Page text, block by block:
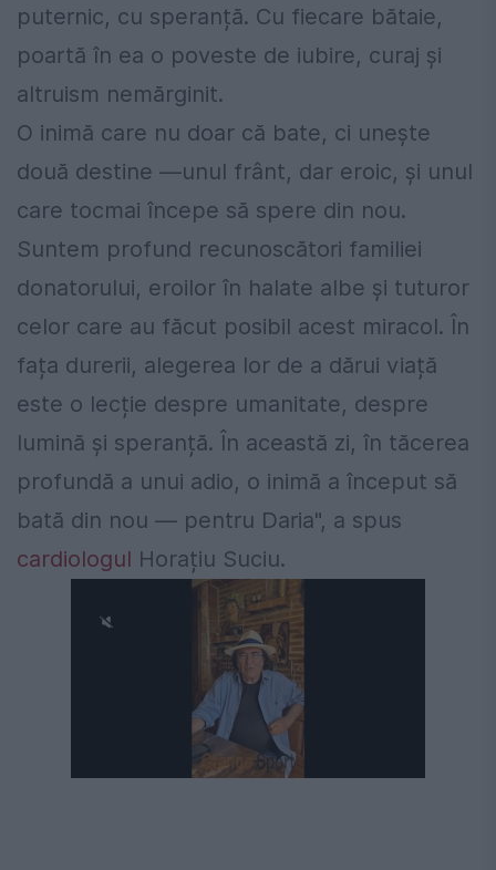
puternic, cu speranță. Cu fiecare bătaie,
poartă în ea o poveste de iubire, curaj și
altruism nemărginit.
O inimă care nu doar că bate, ci unește
două destine —unul frânt, dar eroic, și unul
care tocmai începe să spere din nou.
Suntem profund recunoscători familiei
donatorului, eroilor în halate albe și tuturor
celor care au făcut posibil acest miracol. În
fața durerii, alegerea lor de a dărui viață
este o lecție despre umanitate, despre
lumină și speranță. În această zi, în tăcerea
profundă a unui adio, o inimă a început să
bată din nou — pentru Daria", a spus
cardiologul Horațiu Suciu.